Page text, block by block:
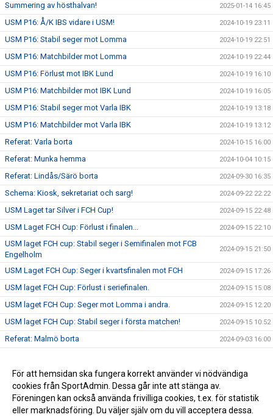
Summering av hösthalvan! 2025-01-14 16:45
USM P16: Å/K IBS vidare i USM! 2024-10-19 23:11
USM P16: Stabil seger mot Lomma 2024-10-19 22:51
USM P16: Matchbilder mot Lomma 2024-10-19 22:44
USM P16: Förlust mot IBK Lund 2024-10-19 16:10
USM P16: Matchbilder mot IBK Lund 2024-10-19 16:05
USM P16: Stabil seger mot Varla IBK 2024-10-19 13:18
USM P16: Matchbilder mot Varla IBK 2024-10-19 13:12
Referat: Varla borta 2024-10-15 16:00
Referat: Munka hemma 2024-10-04 10:15
Referat: Lindås/Särö borta 2024-09-30 16:35
Schema: Kiosk, sekretariat och sarg! 2024-09-22 22:22
USM Laget tar Silver i FCH Cup! 2024-09-15 22:48
USM Laget FCH Cup: Förlust i finalen... 2024-09-15 22:10
USM laget FCH cup: Stabil seger i Semifinalen mot FCB
Engelholm
2024-09-15 21:50
USM Laget FCH Cup: Seger i kvartsfinalen mot FCH 2024-09-15 17:26
USM laget FCH Cup: Förlust i seriefinalen. 2024-09-15 15:08
USM laget FCH Cup: Seger mot Lomma i andra. 2024-09-15 12:20
USM laget FCH Cup: Stabil seger i första matchen! 2024-09-15 10:52
Referat: Malmö borta 2024-09-03 16:00
Återblick: Miniturnering 2024-08-23 10:05
Summering: Försäsong! 2023-09-20 11:23
För att hemsidan ska fungera korrekt använder vi nödvändiga
cookies från SportAdmin. Dessa går inte att stänga av.
Föreningen kan också använda frivilliga cookies, t.ex. för statistik
eller marknadsföring. Du väljer själv om du vill acceptera dessa.